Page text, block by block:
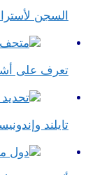
السجن
تعرف على
تايلند